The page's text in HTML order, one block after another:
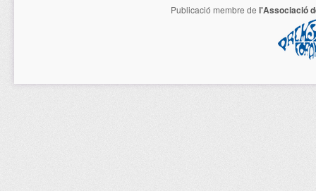
Publicació membre de l'Associació